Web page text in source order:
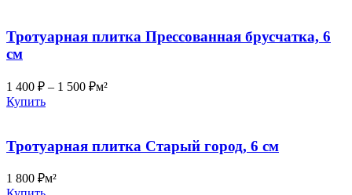
Тротуарная плитка Прессованная брусчатка, 6
см
1 400 ₽ – 1 500 ₽м²
Купить
Тротуарная плитка Старый город, 6 см
1 800 ₽м²